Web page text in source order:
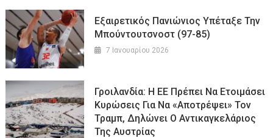
Εξαιρετικός Πανιώνιος Υπέταξε Την
Μπούντουτσνοστ (97-85)
7 Ιανουαρίου 2026
Γροιλανδία: Η ΕΕ Πρέπει Να Ετοιμάσει
Κυρώσεις Για Να «αποτρέψει» Τον
Τραμπ, Δηλώνει Ο Αντικαγκελάριος
Της Αυστρίας